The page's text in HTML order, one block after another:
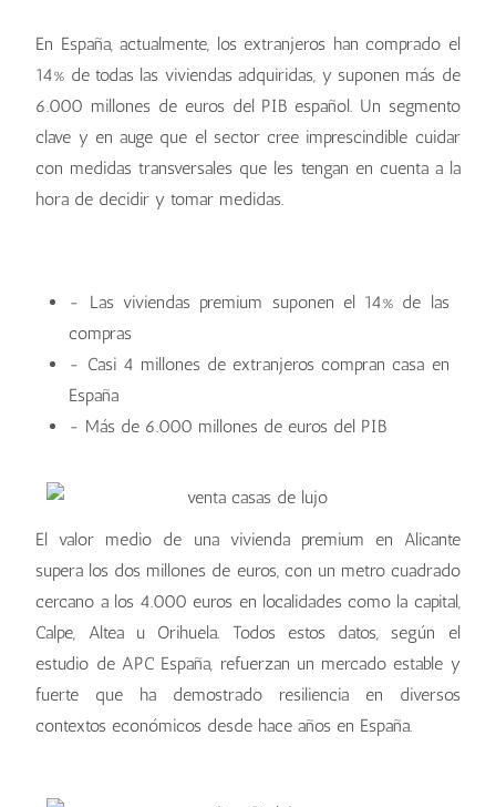
En España, actualmente, los extranjeros han comprado el
14% de todas las viviendas adquiridas, y suponen más de
6.000 millones de euros del PIB español. Un segmento
clave y en auge que el sector cree imprescindible cuidar
con medidas transversales que les tengan en cuenta a la
hora de decidir y tomar medidas.
- Las viviendas premium suponen el 14% de las
compras
- Casi 4 millones de extranjeros compran casa en
España
- Más de 6.000 millones de euros del PIB
El valor medio de una vivienda premium en Alicante
supera los dos millones de euros, con un metro cuadrado
cercano a los 4.000 euros en localidades como la capital,
Calpe, Altea u Orihuela. Todos estos datos, según el
estudio de APC España, refuerzan un mercado estable y
fuerte que ha demostrado resiliencia en diversos
contextos económicos desde hace años en España.